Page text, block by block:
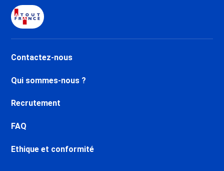
Carroz d'Araches
Samoëns
Montsoleil 1750
Contactez-nous
Qui sommes-nous ?
Recrutement
FAQ
Ethique et conformité